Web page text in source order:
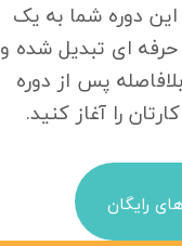
این دوره شما به یک
ای تبدیل شده و
پس از دوره
را آغاز کنید.
رایگان